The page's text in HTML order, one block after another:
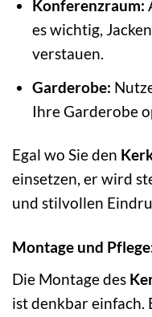
Konferenzraum:
es wichtig,
verstauen.
Garderobe:
Ihre Garderobe
Egal wo Sie den
einsetzen, er wird
und stilvollen
Montage und
Die Montage des
ist denkbar einfach.